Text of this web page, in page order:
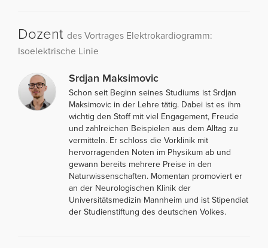
Dozent des Vortrages Elektrokardiogramm:
Isoelektrische Linie
Srdjan Maksimovic
Schon seit Beginn seines Studiums ist Srdjan
Maksimovic in der Lehre tätig. Dabei ist es ihm
wichtig den Stoff mit viel Engagement, Freude
und zahlreichen Beispielen aus dem Alltag zu
vermitteln. Er schloss die Vorklinik mit
hervorragenden Noten im Physikum ab und
gewann bereits mehrere Preise in den
Naturwissenschaften. Momentan promoviert er
an der Neurologischen Klinik der
Universitätsmedizin Mannheim und ist Stipendiat
der Studienstiftung des deutschen Volkes.